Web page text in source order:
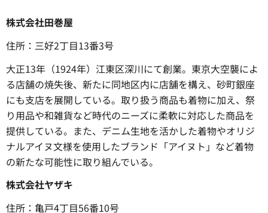
株式会社田巻屋
住所：三好2丁目13番3号
大正13年（1924年）江東区深川にて創業。東京大空襲によ
る店舗の焼失後、新たに同地区内に店舗を構え、砂町銀座
にも支店を展開している。取り扱う商品も着物に加え、祭
り用品や和雑貨など時代のニーズに柔軟に対応した商品を
提供している。また、デニム生地を活かした着物やオリジ
ナルアイヌ文様を使用したブランド「アイヌト」など着物
の新たな可能性に取り組んでいる。
株式会社ヤザキ
住所：亀戸4丁目56番10号